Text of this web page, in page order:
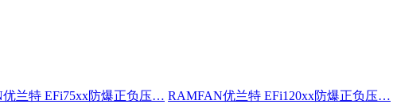
兰特 EFi75xx防爆正负压… RAMFAN优兰特 EFi120xx防爆正负压…